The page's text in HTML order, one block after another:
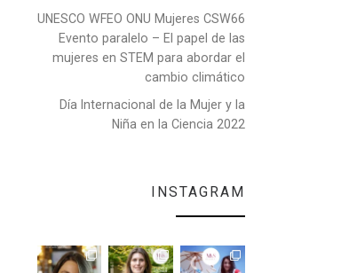
UNESCO WFEO ONU Mujeres CSW66
Evento paralelo – El papel de las
mujeres en STEM para abordar el
cambio climático
Día Internacional de la Mujer y la
Niña en la Ciencia 2022
INSTAGRAM